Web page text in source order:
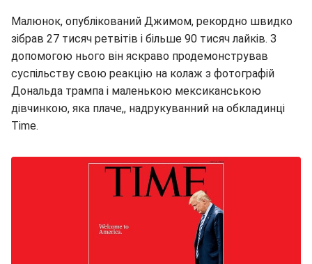
Малюнок, опублікований Джимом, рекордно швидко
зібрав 27 тисяч ретвітів і більше 90 тисяч лайків. З
допомогою нього він яскраво продемонстрував
суспільству свою реакцію на колаж з фотографій
Дональда трампа і маленькою мексиканською
дівчинкою, яка плаче,, надрукуванний на обкладинці
Time.